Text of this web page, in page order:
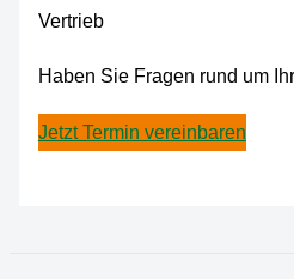
Vertrieb
Haben Sie Fragen rund um
Jetzt Termin vereinbaren